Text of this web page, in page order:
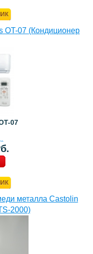
OT-07 (Кондиционер
07
металла Castolin
2000)